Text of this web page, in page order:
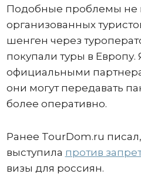
Подобные проблемы не
организованных
шенген через
покупали туры в Европу.
официальными
они могут передавать
более оперативно.
Ранее TourDom.ru
выступила против
визы для россиян.